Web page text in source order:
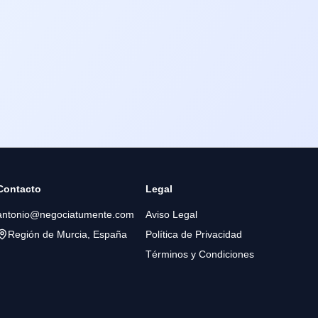
Región de Murcia, España
Legal
Aviso Legal
Política de Privacidad
Términos y Condiciones